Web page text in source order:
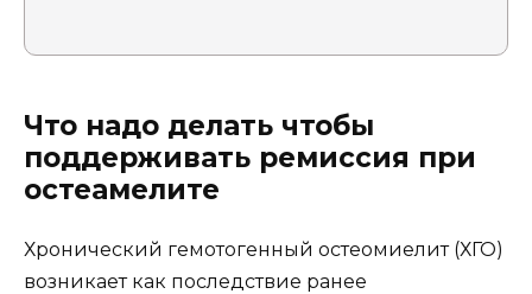
Что надо делать чтобы
поддерживать ремиссия при
остеамелите
Хронический гемотогенный остеомиелит (ХГО)
возникает как последствие ранее